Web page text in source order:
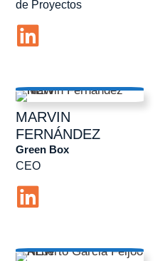
de Proyectos
MARVIN
FERNÁNDEZ
CEO
Green Box